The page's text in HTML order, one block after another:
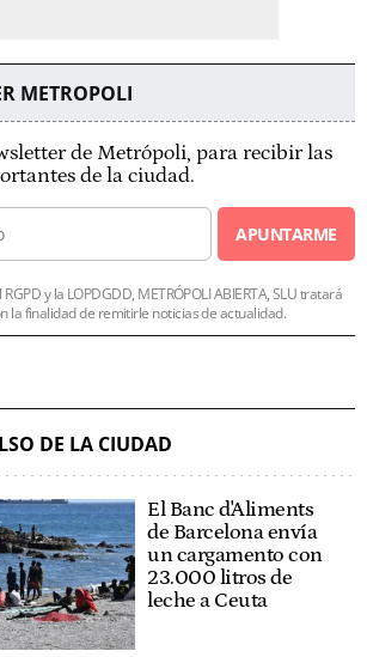
METROPOLI
de Metrópoli, para recibir las
de la ciudad.
APUNTARME
y la LOPDGDD, METRÓPOLI ABIERTA, SLU tratará
la finalidad de remitirle noticias de actualidad.
DE LA CIUDAD
El Banc d'Aliments
de Barcelona envía
un cargamento con
23.000 litros de
leche a Ceuta